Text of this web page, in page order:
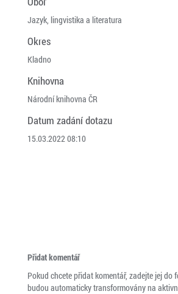
Jazyk, lingvistika a literatura
Okres
Kladno
Knihovna
Národní knihovna ČR
Datum zadání dotazu
15.03.2022 08:10
Přidat komentář
Pokud chcete přidat komentář, zadejte jej
budou automaticky transformovány na